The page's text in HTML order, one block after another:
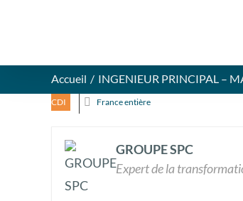
Accueil INGENIEUR PRINCIPAL –
CDI France entière
GROUPE SPC
Expert de la